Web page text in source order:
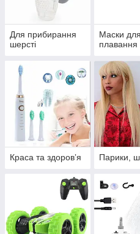
Для прибирання
шерсті
Маски для
плавання
Краса та здоровʼя Парики,